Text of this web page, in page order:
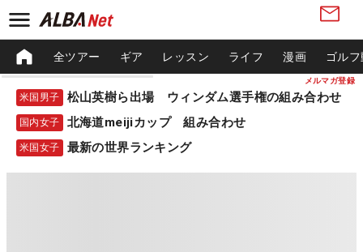
メルマガ登録
全ツアー ギア レッスン ライフ 漫画 ゴル
米国男子 松山英樹ら出場 ウィンダム選手権の組み合わせ
国内女子 北海道meijiカップ 組み合わせ
米国女子 最新の世界ランキング